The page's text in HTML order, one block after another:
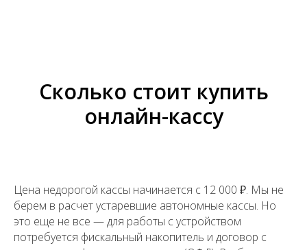
Сколько стоит купить
онлайн-кассу
Цена недорогой кассы начинается с 12 000 ₽. Мы не
берем в расчет устаревшие автономные кассы. Но
это еще не все — для работы с устройством
потребуется фискальный накопитель и договор с